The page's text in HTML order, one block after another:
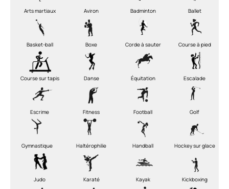
Arts martiaux Aviron Badminton Ballet
Basket-ball Boxe Corde à sauter Course à pied
Course sur tapis Danse Équitation Escalade
Escrime Fitness Football Golf
Gymnastique Haltérophilie Handball Hockey sur glace
Judo Karaté Kayak Kickboxing